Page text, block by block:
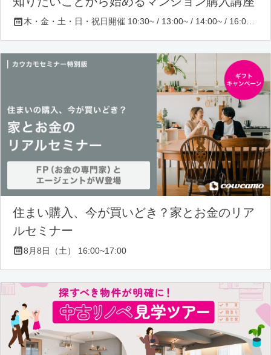
木・金・土・日・祝日開催 10:30~ / 13:00~ / 14:00~ / 16:00~ / 17:00~/ 18:30~/ 19:30~
住まい購入、今が買いどき？家とお金のリア
ルセミナー
8月8日（土） 16:00~17:00